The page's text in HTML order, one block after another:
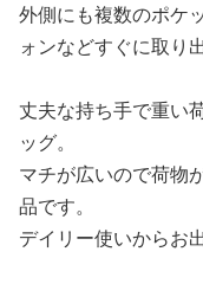
外側にも複数のポケ
ォンなどすぐに取り
丈夫な持ち手で重い
ッグ。
マチが広いので荷物
品です。
デイリー使いからお